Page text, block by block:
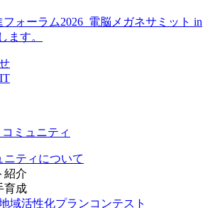
ォーラム2026_電脳メガネサミット in
ます。
ニティについて
紹介
育成
域活性化プランコンテスト